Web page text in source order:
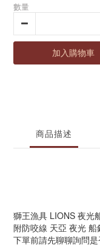
數量
加入購物車
商品描述
獅王漁具 LIONS 夜光
附防咬線 天亞 夜光 船
下單前請先聊聊詢問